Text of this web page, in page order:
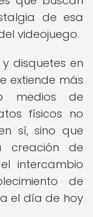
de esa
videojuego.
disquetes en
extiende más
medios de
físicos no
sí, sino que
creación de
intercambio
de
el día de hoy